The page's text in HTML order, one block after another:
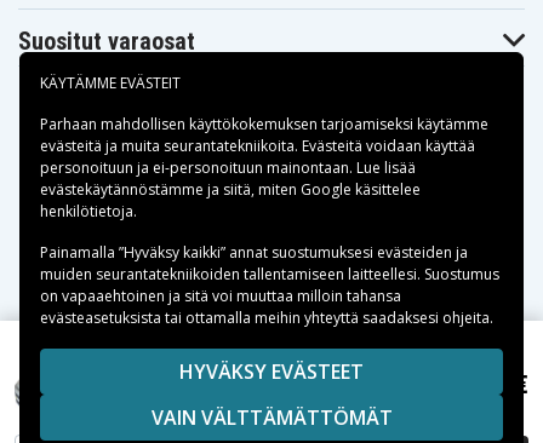
H1812 laitteelle Panasonic, 18V, 3000 mAh 66,55 €
Suositut varaosat
Maksuvaihtoehdot
Toimitusvaihtoehdot
Copyright © 2026, Spares Nordic AB
SIVULLA MAINITUT TAVARAMERKIT OVAT OMISTAJIENSA
OMAISUUTTA.
KÄYTÄMME EVÄSTEIT
Parhaan mahdollisen käyttökokemuksen tarjoamiseksi käytämme
evästeitä ja muita seurantatekniikoita. Evästeitä voidaan käyttää
personoituun ja ei-personoituun mainontaan. Lue lisää
evästekäytännöstämme ja siitä, miten Google käsittelee
henkilötietoja.
Painamalla ”Hyväksy kaikki” annat suostumuksesi evästeiden ja
muiden seurantatekniikoiden tallentamiseen laitteellesi. Suostumus
on vapaaehtoinen ja sitä voi muuttaa milloin tahansa
evästeasetuksista tai ottamalla meihin yhteyttä saadaksesi ohjeita.
HYVÄKSY EVÄSTEET
VAIN VÄLTTÄMÄTTÖMÄT